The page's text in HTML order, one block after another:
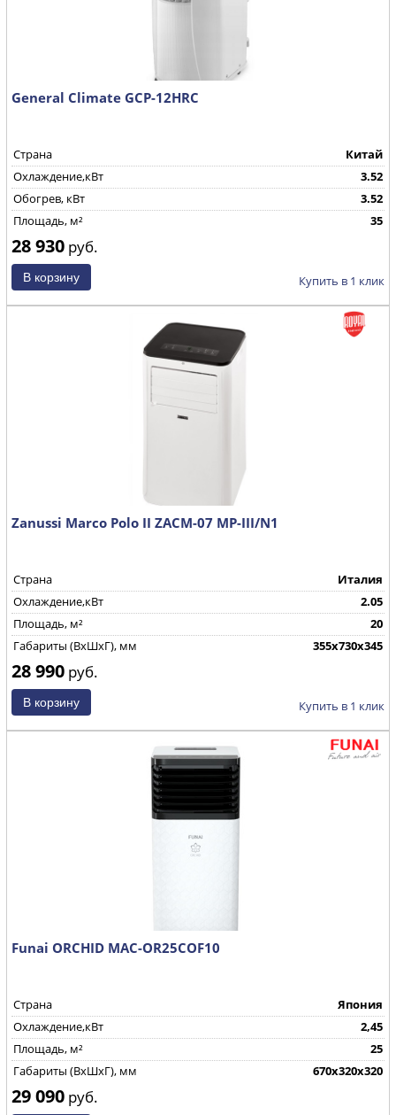
General Climate GCP-12HRC
Страна
Китай
Охлаждение,кВт
3.52
Обогрев, кВт
3.52
Площадь, м²
35
28 930 руб.
Купить в 1 клик
Zanussi Marco Polo II ZACM-07 MP-III/N1
Страна
Италия
Охлаждение,кВт
2.05
Площадь, м²
20
Габариты (ВхШхГ), мм
355x730x345
28 990 руб.
Купить в 1 клик
Funai ORCHID MAC-OR25COF10
Страна
Япония
Охлаждение,кВт
2,45
Площадь, м²
25
Габариты (ВхШхГ), мм
670х320х320
29 090 руб.